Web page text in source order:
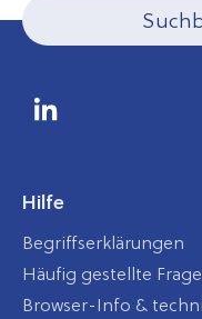
Hilfe
Begriffserklärungen
Häufig gestellte
Browser-Info &